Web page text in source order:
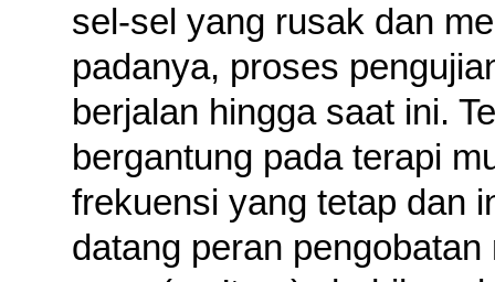
sel-sel yang rusak dan
padanya, proses
berjalan hingga saat ini.
bergantung pada terapi
frekuensi yang tetap dan
datang peran